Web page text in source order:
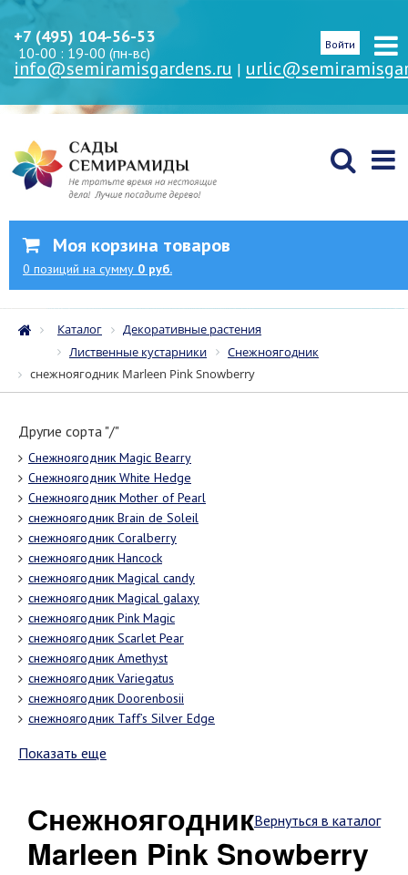
+7 (495) 104-56-53
10-00 : 19-00 (пн-вс)
info@semiramisgardens.ru |
Войти
Моя корзина товаров
0 позиций на сумму 0 руб.
Каталог
Декоративные растения
Лиственные кустарники
Снежноягодник
снежноягодник Marleen Pink Snowberry
Другие сорта "/"
Снежноягодник Magic Bearry
Снежноягодник White Hedge
Снежноягодник Mother of Pearl
снежноягодник Brain de Soleil
снежноягодник Coralberry
снежноягодник Hancock
снежноягодник Magical candy
снежноягодник Magical galaxy
снежноягодник Pink Magic
снежноягодник Scarlet Pear
снежноягодник Amethyst
снежноягодник Variegatus
снежноягодник Doorenbosii
снежноягодник Taff’s Silver Edge
Показать еще
Вернуться в каталог
снежноягодник
Marleen Pink Snowberry